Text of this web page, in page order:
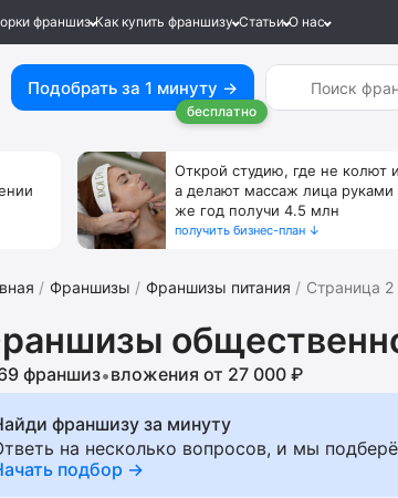
франшиз Как купить франшизу Статьи О нас
Подобрать за 1 минуту →
бесплатно
Открой студию, где не колют
а делают массаж лица руками
же год получи 4.5 млн
получить бизнес-план ↓
Франшизы Франшизы питания Страница 2
франшиз•вложения от 27 000 ₽
франшизу за минуту
на несколько вопросов, и мы
подбор →